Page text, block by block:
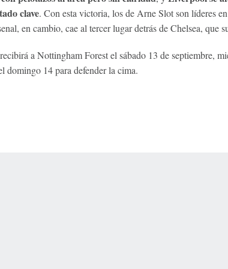
clave. Con esta victoria, los de Arne Slot son líderes
en cambio, cae al tercer lugar detrás de Chelsea, que
a Nottingham Forest el sábado 13 de septiembre,
14 para defender la cima.